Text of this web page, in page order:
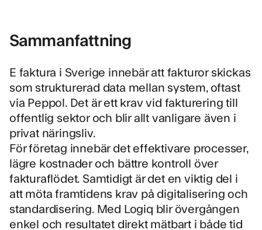
Sammanfattning
E faktura i Sverige innebär att fakturor skickas
som strukturerad data mellan system, oftast
via Peppol. Det är ett krav vid fakturering till
offentlig sektor och blir allt vanligare även i
privat näringsliv.
För företag innebär det effektivare processer,
lägre kostnader och bättre kontroll över
fakturaflödet. Samtidigt är det en viktig del i
att möta framtidens krav på digitalisering och
standardisering. Med Logiq blir övergången
enkel och resultatet direkt mätbart i både tid